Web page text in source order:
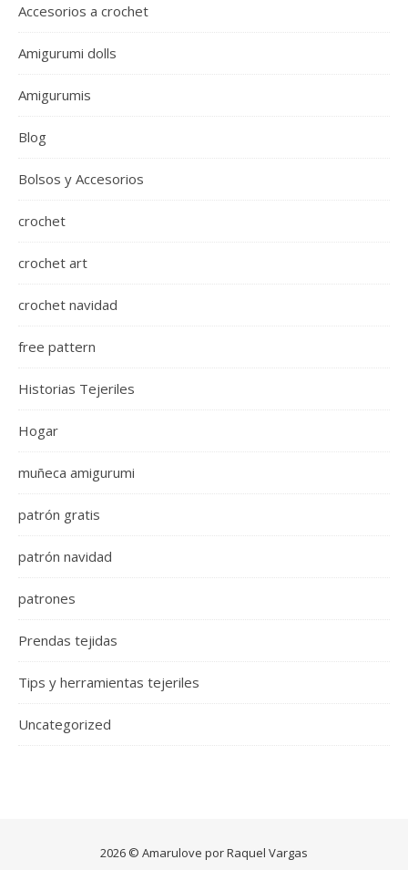
Accesorios a crochet
Amigurumi dolls
Amigurumis
Blog
Bolsos y Accesorios
crochet
crochet art
crochet navidad
free pattern
Historias Tejeriles
Hogar
muñeca amigurumi
patrón gratis
patrón navidad
patrones
Prendas tejidas
Tips y herramientas tejeriles
Uncategorized
2026 © Amarulove por Raquel Vargas